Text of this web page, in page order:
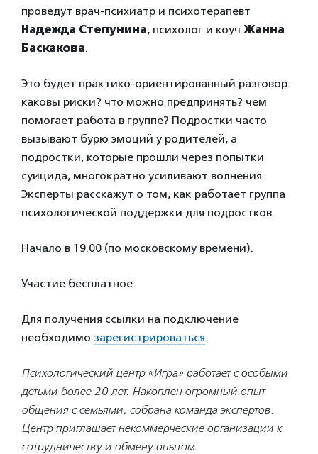
проведут врач-психиатр и психотерапевт
Надежда Степунина, психолог и коуч Жанна
Баскакова.
Это будет практико-ориентированный разговор:
каковы риски? что можно предпринять? чем
помогает работа в группе? Подростки часто
вызывают бурю эмоций у родителей, а
подростки, которые прошли через попытки
суицида, многократно усиливают волнения.
Эксперты расскажут о том, как работает группа
психологической поддержки для подростков.
Начало в 19.00 (по московскому времени).
Участие бесплатное.
Для получения ссылки на подключение
необходимо зарегистрироваться.
Психологический центр «Игра» работает с особыми
детьми более 20 лет. Накоплен огромный опыт
общения с семьями, собрана команда экспертов.
Центр приглашает некоммерческие организации к
сотрудничеству и обмену опытом.